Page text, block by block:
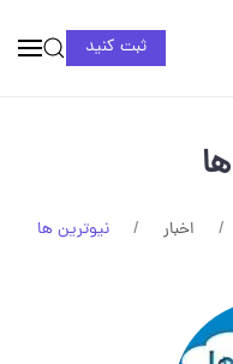
ثبت کنید
اخبار نیوترین ها